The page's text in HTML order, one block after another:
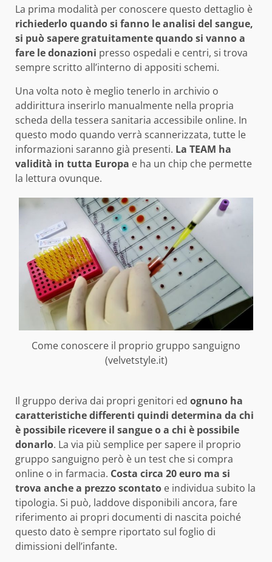
La prima modalità per conoscere questo dettaglio è
richiederlo quando si fanno le analisi del sangue,
si può sapere gratuitamente quando si vanno a
fare le donazioni presso ospedali e centri, si trova
sempre scritto all’interno di appositi schemi.
Una volta noto è meglio tenerlo in archivio o
addirittura inserirlo manualmente nella propria
scheda della tessera sanitaria accessibile online. In
questo modo quando verrà scannerizzata, tutte le
informazioni saranno già presenti. La TEAM ha
validità in tutta Europa e ha un chip che permette
la lettura ovunque.
Come conoscere il proprio gruppo sanguigno
(velvetstyle.it)
Il gruppo deriva dai propri genitori ed ognuno ha
caratteristiche differenti quindi determina da chi
è possibile ricevere il sangue o a chi è possibile
donarlo. La via più semplice per sapere il proprio
gruppo sanguigno però è un test che si compra
online o in farmacia. Costa circa 20 euro ma si
trova anche a prezzo scontato e individua subito la
tipologia. Si può, laddove disponibili ancora, fare
riferimento ai propri documenti di nascita poiché
questo dato è sempre riportato sul foglio di
dimissioni dell’infante.